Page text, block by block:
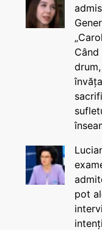
pot